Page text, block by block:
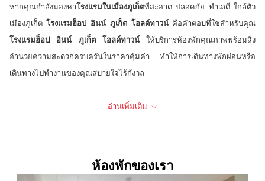
เช็ค
อิน
เช็ค
เอา
ท์
หากคุณกำลังมองหาโรงแรมในเมืองภูเก็ตที่สะอาด ปลอดภัย ทำเลดี ใกล้ตัว
เมืองภูเก็ต โรงแรมฮ็อป อินน์ ภูเก็ต โอลด์ทาวน์ คือคำตอบที่ใช่สำหรับคุณ
โรงแรมฮ็อป อินน์ ภูเก็ต โอลด์ทาวน์ ให้บริการห้องพักคุณภาพพร้อมสิ่ง
อำนวยความสะดวกครบครันในราคาคุ้มค่า ทำให้การเดินทางพักผ่อนหรือ
เดินทางไปทำงานของคุณสบายใจไร้กังวล
อำนวยความสะดวกมาตรฐาน อาทิ เตียงนอนนุ่มสบาย แอร์ ทีวี ตู้เย็น ห้องน้ำ
เครื่องดื่มยามเช้า ทั้งกาแฟร้อน, ช็อกโกแลตร้อนสำหรับผู้เข้าพักในช่วงเช้า
อ่านเพิ่มเติม
ห้องพักของเรา